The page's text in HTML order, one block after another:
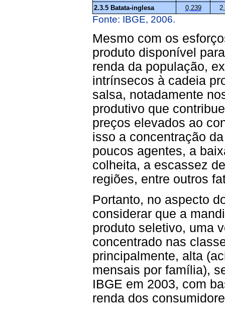
2.3.5 Batata-inglesa
0,239
Fonte: IBGE, 2006.
Mesmo com os
produto disponível
renda da população,
intrínsecos à cadeia
salsa, notadamente
produtivo que
preços elevados ao
isso a concentração
poucos agentes, a
colheita, a escassez
regiões, entre outros
Portanto, no aspecto
considerar que a
produto seletivo, uma
concentrado nas
principalmente, alta
mensais por família),
IBGE em 2003, com
renda dos